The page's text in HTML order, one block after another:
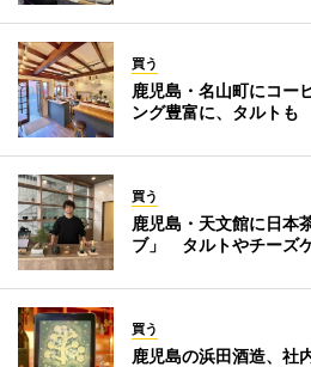
買う
鹿児島・名山町にコ
ング豊富に、タルトも
買う
鹿児島・天文館に日本
ブ」 タルトやチーズ
買う
鹿児島の浜田酒造、